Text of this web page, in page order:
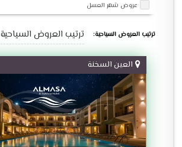
عروض شهر العسل
ترتيب العروض السياحية: ترتيب العروض السياحية
العين السخنة